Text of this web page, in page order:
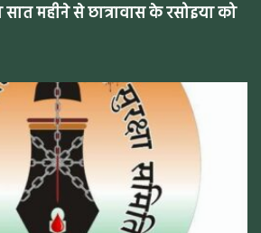
महीने से छात्रावास के रसोइया को